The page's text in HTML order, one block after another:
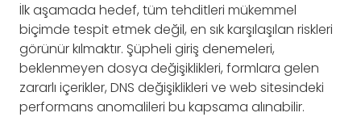
İlk aşamada hedef, tüm tehditleri mükemmel
biçimde tespit etmek değil, en sık karşılaşılan riskleri
görünür kılmaktır. Şüpheli giriş denemeleri,
beklenmeyen dosya değişiklikleri, formlara gelen
zararlı içerikler, DNS değişiklikleri ve web sitesindeki
performans anomalileri bu kapsama alınabilir.